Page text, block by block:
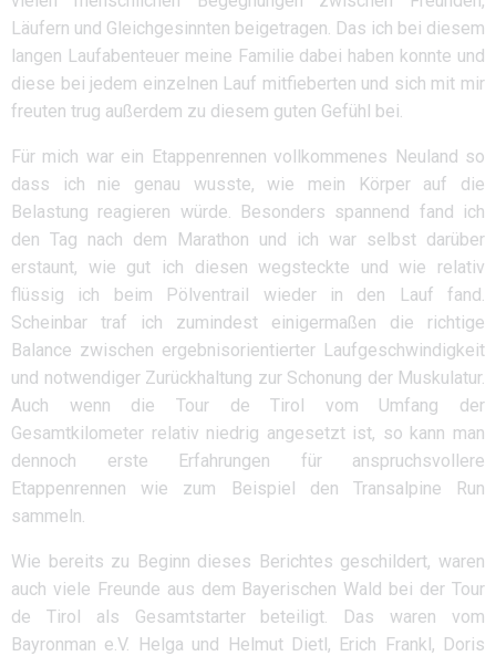
Läufern und Gleichgesinnten beigetragen. Das ich bei diesem
langen Laufabenteuer meine Familie dabei haben konnte und
diese bei jedem einzelnen Lauf mitfieberten und sich mit mir
freuten trug außerdem zu diesem guten Gefühl bei.
Für mich war ein Etappenrennen vollkommenes Neuland so
dass ich nie genau wusste, wie mein Körper auf die
Belastung reagieren würde. Besonders spannend fand ich
den Tag nach dem Marathon und ich war selbst darüber
erstaunt, wie gut ich diesen wegsteckte und wie relativ
flüssig ich beim Pölventrail wieder in den Lauf fand.
Scheinbar traf ich zumindest einigermaßen die richtige
Balance zwischen ergebnisorientierter Laufgeschwindigkeit
und notwendiger Zurückhaltung zur Schonung der Muskulatur.
Auch wenn die Tour de Tirol vom Umfang der
Gesamtkilometer relativ niedrig angesetzt ist, so kann man
dennoch erste Erfahrungen für anspruchsvollere
Etappenrennen wie zum Beispiel den Transalpine Run
sammeln.
Wie bereits zu Beginn dieses Berichtes geschildert, waren
auch viele Freunde aus dem Bayerischen Wald bei der Tour
de Tirol als Gesamtstarter beteiligt. Das waren vom
Bayronman e.V. Helga und Helmut Dietl, Erich Frankl, Doris